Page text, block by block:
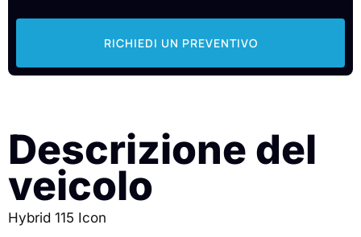
RICHIEDI UN PREVENTIVO
Descrizione del
veicolo
Hybrid 115 Icon